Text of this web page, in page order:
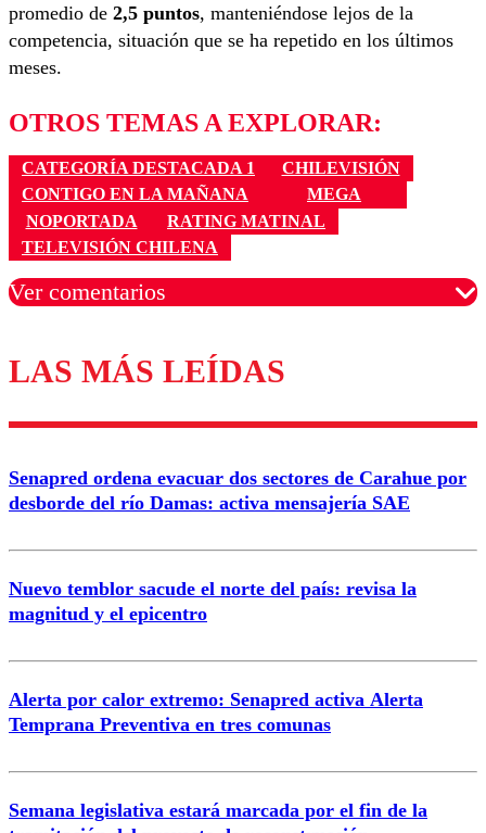
promedio de 2,5 puntos, manteniéndose lejos de la
competencia, situación que se ha repetido en los últimos
meses.
OTROS TEMAS A EXPLORAR:
CATEGORÍA DESTACADA 1
CHILEVISIÓN
CONTIGO EN LA MAÑANA
MEGA
NOPORTADA
RATING MATINAL
TELEVISIÓN CHILENA
Ver comentarios
Los comentarios son moderados para garantizar un
diálogo respetuoso.
Correo
LAS MÁS LEÍDAS
Senapred ordena evacuar dos sectores de Carahue por
desborde del río Damas: activa mensajería SAE
Nuevo temblor sacude el norte del país: revisa la
magnitud y el epicentro
Alerta por calor extremo: Senapred activa Alerta
Temprana Preventiva en tres comunas
Semana legislativa estará marcada por el fin de la